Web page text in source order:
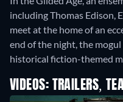
including Thomas Edison,
meet at the home of an
end of the night, the
historical fiction-themed
VIDEOS: TRAILERS,